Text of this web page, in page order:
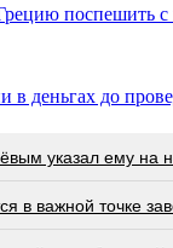
поспешить
в деньгах до
указал ему на
в важной точке